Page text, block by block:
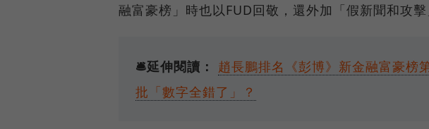
融富豪榜」時也以FUD回敬，還外加「假新聞和攻
🛎️延伸閱讀：
趙長鵬排名《彭博》新金融富豪榜
批「數字全錯了」？